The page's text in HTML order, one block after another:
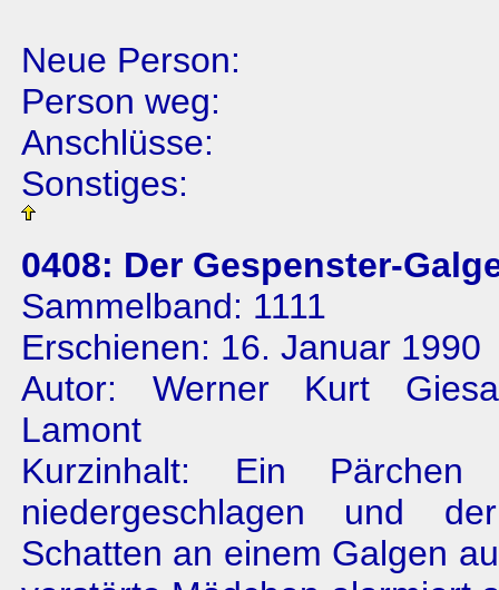
Neue Person:
Person weg:
Anschlüsse:
Sonstiges:
0408: Der Gespenster-
Sammelband: 1111
Erschienen: 16. Januar 1990
Autor: Werner Kurt
Lamont
Kurzinhalt: Ein
niedergeschlagen und
Schatten an einem Galgen